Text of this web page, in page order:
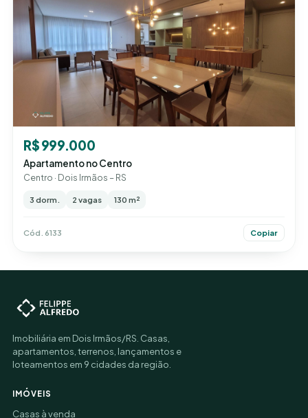
R$ 999.000
Apartamento no Centro
Centro · Dois Irmãos – RS
3 dorm. 2 vagas 130 m²
Cód. 6133 Copiar
Imobiliária em Dois Irmãos/RS. Casas,
apartamentos, terrenos, lançamentos e
loteamentos em 9 cidades da região.
IMÓVEIS
Casas à venda